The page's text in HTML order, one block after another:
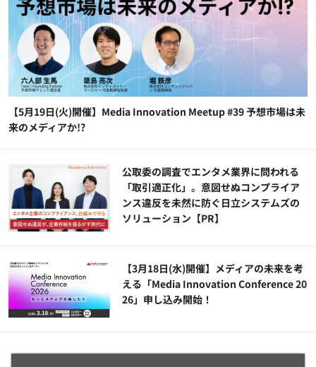
【5月19日(火)開催】Media Innovation Meetup #39 予想市場は未
来のメディアか!?
公​​取委の調査でエンタメ業界に問われる
「取引適正化」。意図せぬコンプライア
ンス違反を未然に防ぐ日立システムズの
ソリューション​【PR】
【3月18日(水)開催】メディアの未来を考
える「Media Innovation Conference 20
26」申し込み開始！